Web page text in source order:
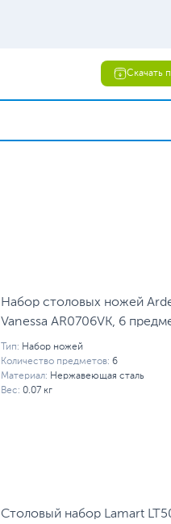
Скачать
Набор столовых ножей
Vanessa AR0706VK, 6
Тип: Набор ножей
Количество предметов: 6
Материал: Нержавеющая сталь
Вес: 0.07 кг
Столовый набор Lamart